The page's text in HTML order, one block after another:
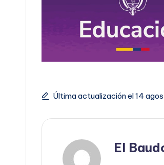
Última actualización el 14
El